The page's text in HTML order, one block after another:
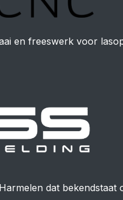
en freeswerk voor
dat